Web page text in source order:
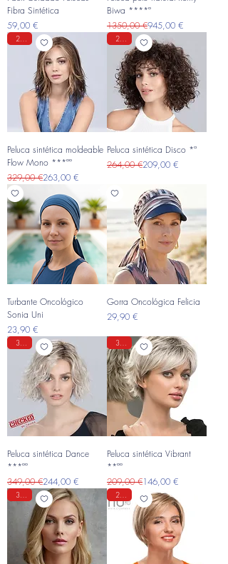
Fibra Sintética
Precio
59,00 €
Biwa ****º
Precio
1350,00 €
Precio de oferta945,00 €
20%
Peluca sintética moldeable
Flow Mono ***ºº
Precio
329,00 €
Precio de oferta
263,00 €
20%
Peluca sintética Disco *ª
Precio
264,00 €
Precio de oferta
209,00 €
Turbante Oncológico
Sonia Uni
Precio
23,90 €
Gorra Oncológica Felicia
Precio
29,90 €
30%
Peluca sintética Dance
***ºº
Precio
349,00 €
Precio de oferta
244,00 €
30%
Peluca sintética Vibrant
**ºº
Precio
209,00 €
Precio de oferta
146,00 €
30% 25%